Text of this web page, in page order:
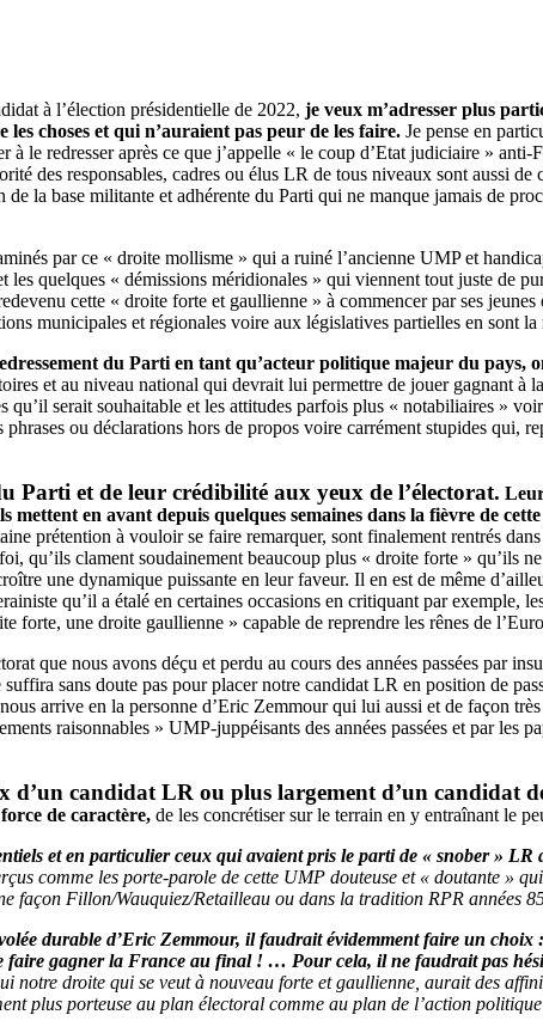
à l’élection présidentielle de 2022, je veux m’adresser plus
choses et qui n’auraient pas peur de les faire. Je pense en
à le redresser après ce que j’appelle « le coup d’Etat judiciaire »
des responsables, cadres ou élus LR de tous niveaux sont aussi de
la base militante et adhérente du Parti qui ne manque jamais de
par ce « droite mollisme » qui a ruiné l’ancienne UMP et
quelques « démissions méridionales » qui viennent tout juste de
cette « droite forte et gaullienne » à commencer par ses
municipales et régionales voire aux législatives partielles en sont
du Parti en tant qu’acteur politique majeur du pays,
et au niveau national qui devrait lui permettre de jouer gagnant à
serait souhaitable et les attitudes parfois plus « notabiliaires »
ou déclarations hors de propos voire carrément stupides qui,
Parti et de leur crédibilité aux yeux de l’électorat.
mettent en avant depuis quelques semaines dans la fièvre de
prétention à vouloir se faire remarquer, sont finalement rentrés
qu’ils clament soudainement beaucoup plus « droite forte » qu’ils
une dynamique puissante en leur faveur. Il en est de même
qu’il a étalé en certaines occasions en critiquant par exemple,
forte, une droite gaullienne » capable de reprendre les rênes de
que nous avons déçu et perdu au cours des années passées par
sans doute pas pour placer notre candidat LR en position de
arrive en la personne d’Eric Zemmour qui lui aussi et de façon
raisonnables » UMP-juppéisants des années passées et par les
candidat LR ou plus largement d’un candidat
de caractère, de les concrétiser sur le terrain en y entraînant le
et en particulier ceux qui avaient pris le parti de « snober »
comme les porte-parole de cette UMP douteuse et « doutante »
façon Fillon/Wauquiez/Retailleau ou dans la tradition RPR années
durable d’Eric Zemmour, il faudrait évidemment faire un
faire gagner la France au final ! … Pour cela, il ne faudrait pas
notre droite qui se veut à nouveau forte et gaullienne, aurait des
plus porteuse au plan électoral comme au plan de l’action